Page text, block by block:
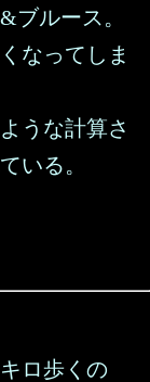
ブルース。
なってしま
うな計算さ
いる。
ロ歩くの